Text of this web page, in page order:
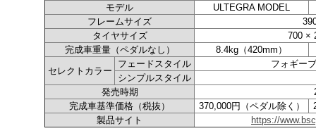
モデル
ULTEGRA MODEL
フレームサイズ
タイヤサイズ
700 ×
完成車重量（ペダルなし）
8.4kg（420mm）
セレクトカラー
フェードスタイル
フォギー
シンプルスタイル
発売時期
完成車基準価格（税抜）
370,000円（ペダル除く）
製品サイト
https://